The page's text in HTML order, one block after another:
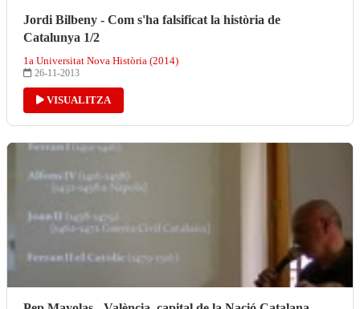
Jordi Bilbeny - Com s'ha falsificat la història de
Catalunya 1/2
1a Universitat Nova Història (2014)
26-11-2013
VISUALITZA